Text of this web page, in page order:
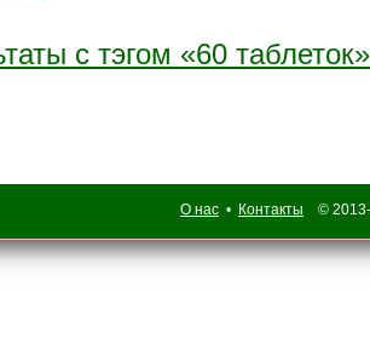
c тэгом «60 таблеток»
О нас • Контакты © 2013-